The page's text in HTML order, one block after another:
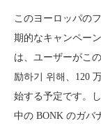
このヨーロッパの
期的なキャンペー
は、ユーザーがこ
励하기 위해、120
始する予定です。
中の BONK のガバ